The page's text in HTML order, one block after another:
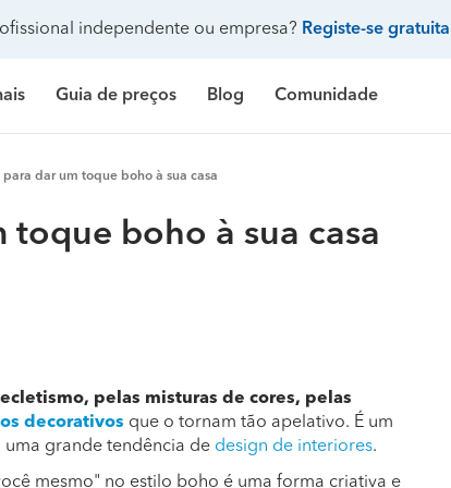
independente ou empresa? Registe-se
de banho Construção de casa
Topógrafos Climatização e
Guia de preços
casa de banho
de casa
de piscina
Preço Construção de casa
Preço Construção de edifício
Blog
Limpeza
Remodelação casa de banho
Comunidade
para dar um toque boho à sua casa
toque boho à sua casa
ecletismo, pelas misturas de cores, pelas
decorativos que o tornam tão apelativo. É um
grande tendência de design de interiores.
mesmo" no estilo boho é uma forma criativa e